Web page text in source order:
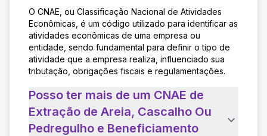
O CNAE, ou Classificação Nacional de Atividades
Econômicas, é um código utilizado para identificar as
atividades econômicas de uma empresa ou
entidade, sendo fundamental para definir o tipo de
atividade que a empresa realiza, influenciado sua
tributação, obrigações fiscais e regulamentações.
Posso ter mais de um CNAE de
Extração de Areia, Cascalho Ou
Pedregulho e Beneficiamento